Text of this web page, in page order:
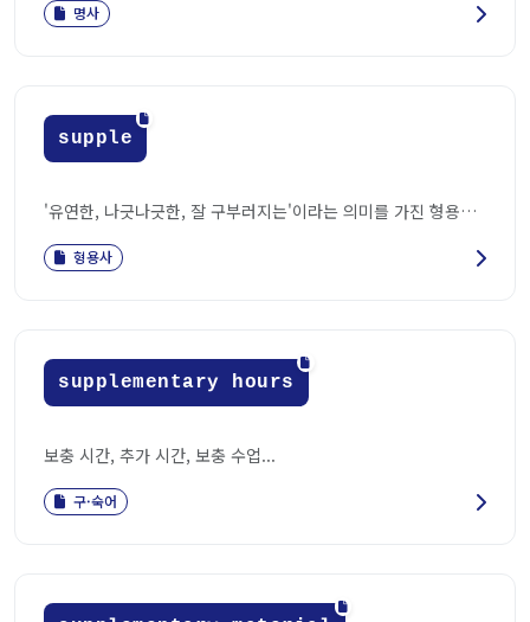
명사
supple
'유연한, 나긋나긋한, 잘 구부러지는'이라는 의미를 가진 형용사입니다...
형용사
supplementary hours
보충 시간, 추가 시간, 보충 수업...
구·숙어